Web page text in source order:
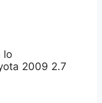
lo
2009 2.7